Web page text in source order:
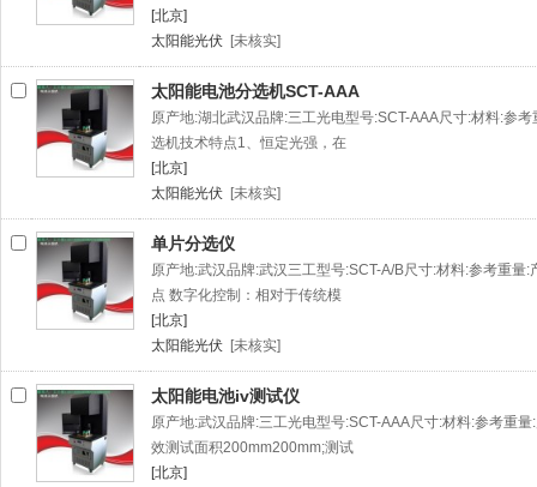
[北京]
太阳能光伏 [未核实]
太阳能电池分选机SCT-AAA
原产地:湖北武汉品牌:三工光电型号:SCT-AAA尺寸:材料:参
选机技术特点1、恒定光强，在
[北京]
太阳能光伏 [未核实]
单片分选仪
原产地:武汉品牌:武汉三工型号:SCT-A/B尺寸:材料:参考重
点 数字化控制：相对于传统模
[北京]
太阳能光伏 [未核实]
太阳能电池iv测试仪
原产地:武汉品牌:三工光电型号:SCT-AAA尺寸:材料:参考重
效测试面积200mm200mm;测试
[北京]